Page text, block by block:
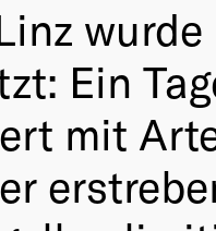
wurde
Ein
mit